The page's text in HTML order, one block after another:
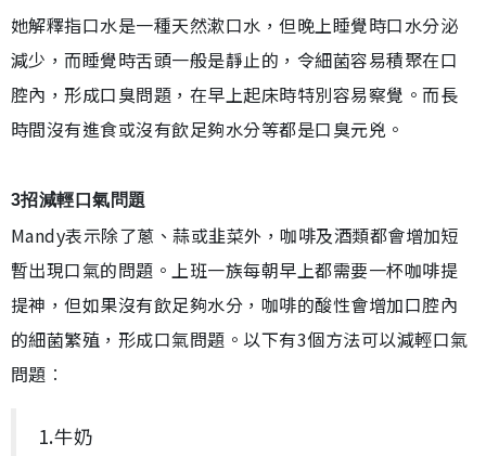
她解釋指口水是一種天然漱口水，但晚上睡覺時口水分泌
減少，而睡覺時舌頭一般是靜止的，令細菌容易積聚在口
腔內，形成口臭問題，在早上起床時特別容易察覺。而長
時間沒有進食或沒有飲足夠水分等都是口臭元兇。
3招減輕口氣問題
Mandy表示除了蔥、蒜或韭菜外，咖啡及酒類都會增加短
暫出現口氣的問題。上班一族每朝早上都需要一杯咖啡提
提神，但如果沒有飲足夠水分，咖啡的酸性會增加口腔內
的細菌繁殖，形成口氣問題。以下有3個方法可以減輕口氣
問題︰
1.牛奶